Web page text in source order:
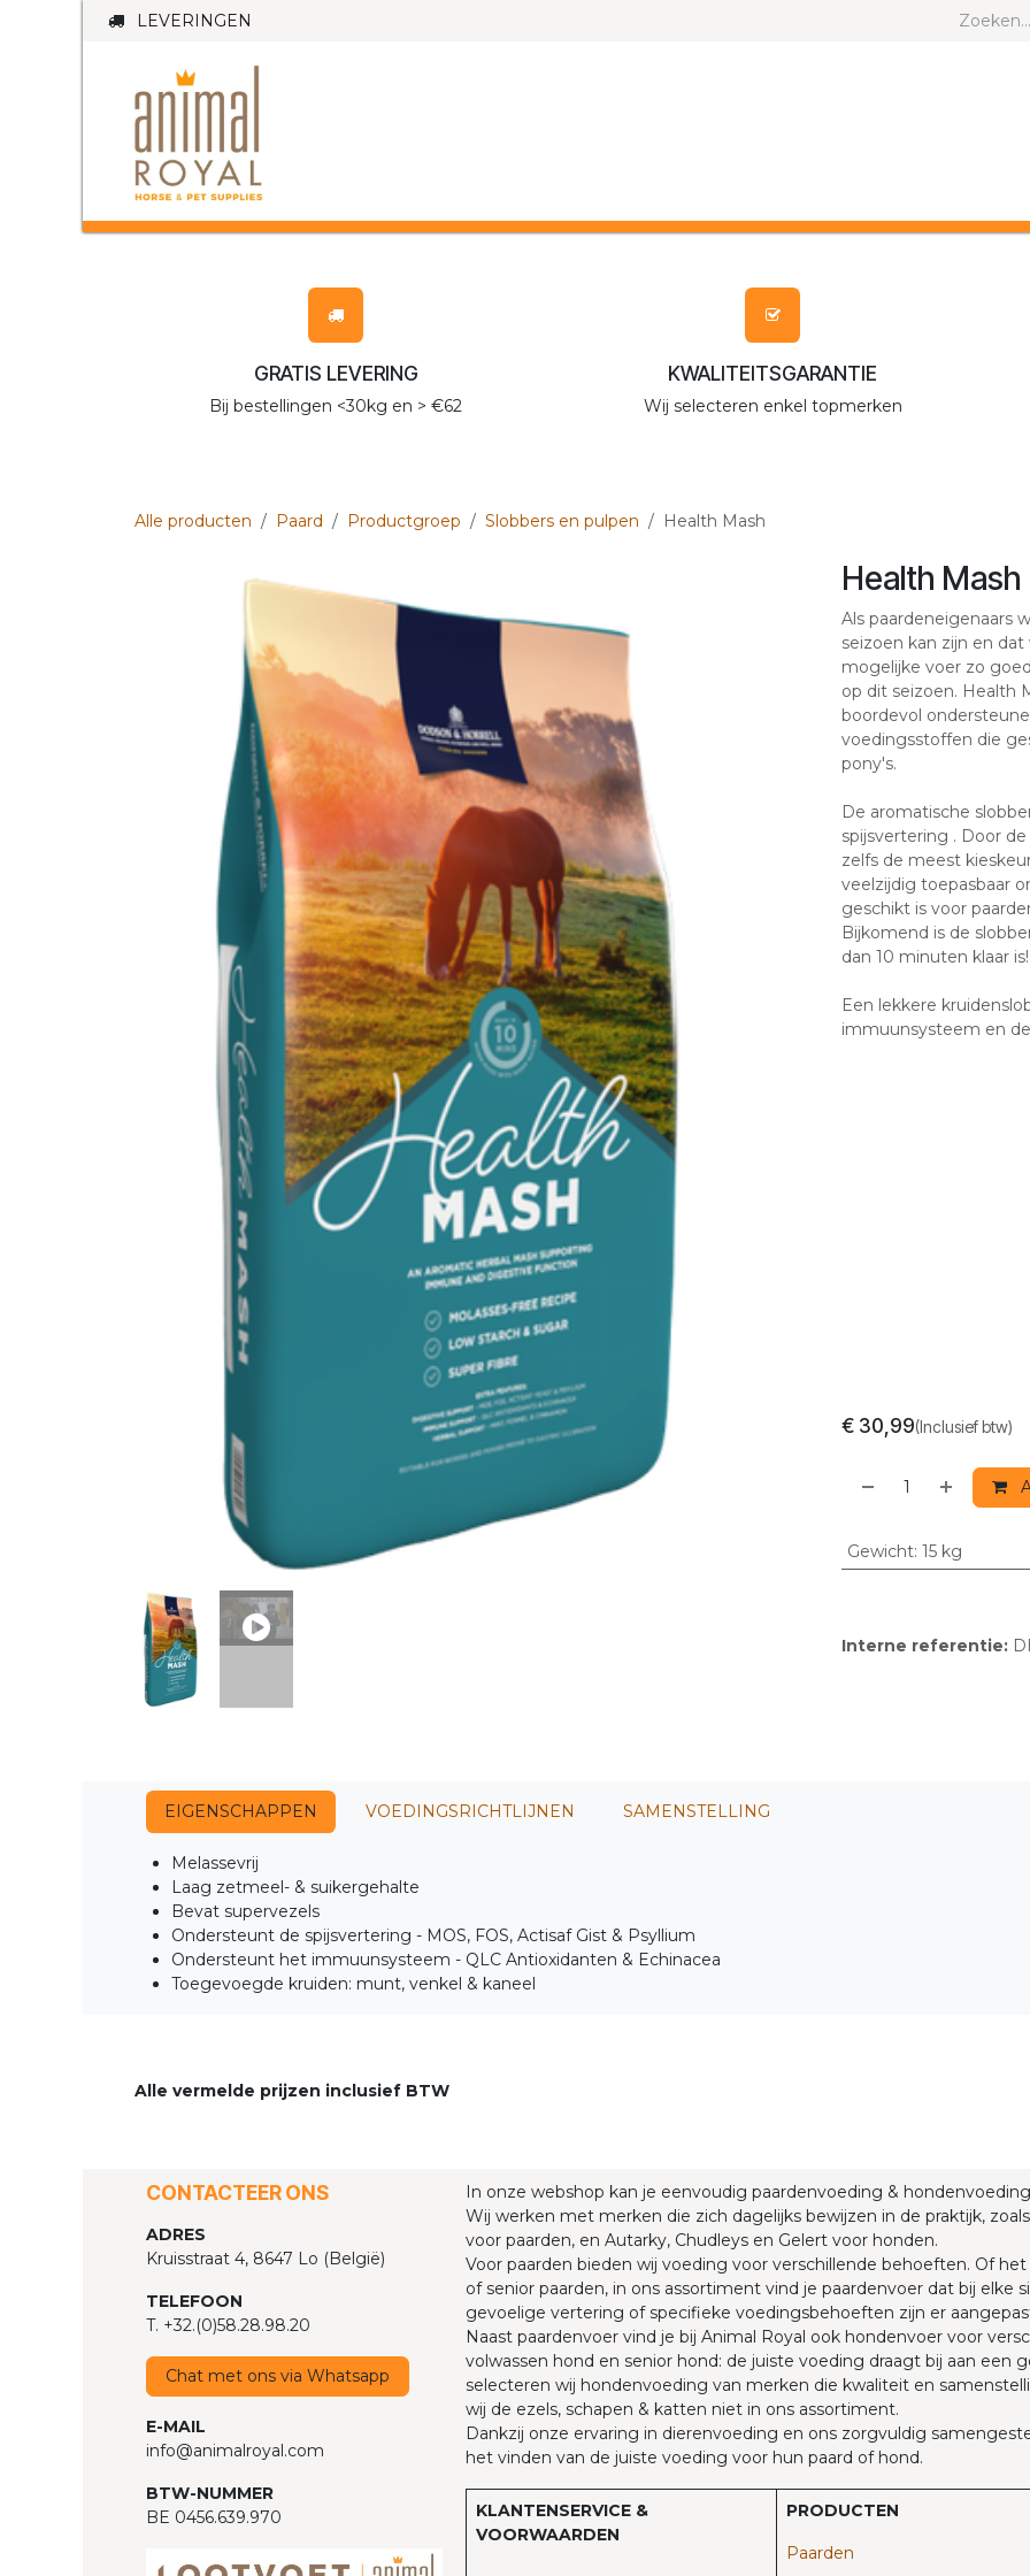
Overslaan naar inhoudLEVERINGEN
GRATIS LEVERING
Bij bestellingen <30kg en > €62
KWALITEITSGARANTIE
Wij selecteren enkel topmerken
Alle producten Paard Productgroep Slobbers en pulpen Health Mash
Health Mash
Als paardeneigenaars
seizoen kan zijn en
mogelijke voer zo
op dit seizoen. Health
boordevol
voedingsstoffen die
pony's.
De aromatische
spijsvertering . Door
zelfs de meest
veelzijdig toepasbaar
geschikt is voor
Bijkomend is de
dan 10 minuten klaar is!
Een lekkere
immuunsysteem en
€ 30,99(Inclusief btw)
Gewicht: 15 kg
Interne referentie:
EIGENSCHAPPEN VOEDINGSRICHTLIJNEN SAMENSTELLING
Melassevrij
Laag zetmeel- & suikergehalte
Bevat supervezels
Ondersteunt de spijsvertering - MOS, FOS, Actisaf Gist & Psyllium
Ondersteunt het immuunsysteem - QLC Antioxidanten & Echinacea
Toegevoegde kruiden: munt, venkel & kaneel
Alle vermelde prijzen inclusief BTW
In onze webshop kan je eenvoudig paardenvoeding & hondenvoeding
Wij werken met merken die zich dagelijks bewijzen in de praktijk,
voor paarden, en Autarky, Chudleys en Gelert voor honden.
Voor paarden bieden wij voeding voor verschillende behoeften. Of
of senior paarden, in ons assortiment vind je paardenvoer dat bij elke
gevoelige vertering of specifieke voedingsbehoeften zijn er
Naast paardenvoer vind je bij Animal Royal ook hondenvoer voor
volwassen hond en senior hond: de juiste voeding draagt bij aan een
selecteren wij hondenvoeding van merken die kwaliteit en
wij de ezels, schapen & katten niet in ons assortiment.
Dankzij onze ervaring in dierenvoeding en ons zorgvuldig
het vinden van de juiste voeding voor hun paard of hond.
KLANTENSERVICE &
VOORWAARDEN
PRODUCTEN
Paarden​
CONTACTEER ONS
ADRES
Kruisstraat 4, 8647 Lo (België)
TELEFOON
T. +32.(0)58.28.98.20
Chat met ons via Whatsapp
E-MAIL
info@animalroyal.com
BTW-NUMMER
BE 0456.639.970